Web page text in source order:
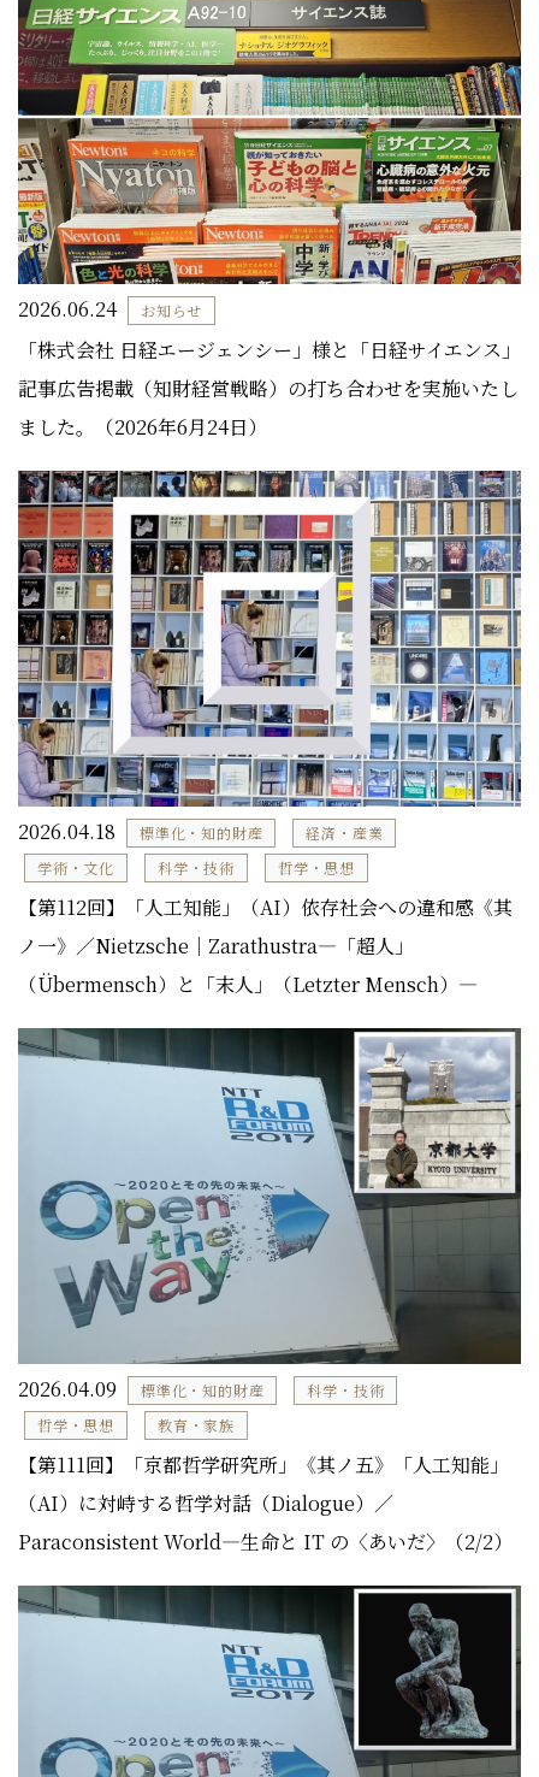
2026.06.24 お知らせ
「株式会社 日経エージェンシー」様と「日経サイエンス」
記事広告掲載（知財経営戦略）の打ち合わせを実施いたし
ました。（2026年6月24日）
2026.04.18 標準化・知的財産
経済・産業
学術・文化
科学・技術 哲学・思想
【第112回】「人工知能」（AI）依存社会への違和感《其
ノ一》／Nietzsche｜Zarathustra―「超人」
（Übermensch）と「末人」（Letzter Mensch）―
2026.04.09 標準化・知的財産
科学・技術
哲学・思想
教育・家族
【第111回】「京都哲学研究所」《其ノ五》「人工知能」
（AI）に対峙する哲学対話（Dialogue）／
Paraconsistent World―生命と IT の〈あいだ〉（2/2）